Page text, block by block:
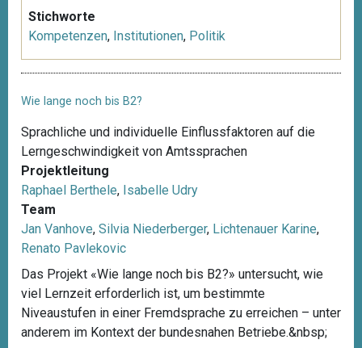
Stichworte
Kompetenzen, Institutionen, Politik
Wie lange noch bis B2?
Sprachliche und individuelle Einflussfaktoren auf die
Lerngeschwindigkeit von Amtssprachen
Projektleitung
Raphael Berthele, Isabelle Udry
Team
Jan Vanhove, Silvia Niederberger, Lichtenauer Karine,
Renato Pavlekovic
Das Projekt «Wie lange noch bis B2?» untersucht, wie
viel Lernzeit erforderlich ist, um bestimmte
Niveaustufen in einer Fremdsprache zu erreichen – unter
anderem im Kontext der bundesnahen Betriebe.&nbsp;